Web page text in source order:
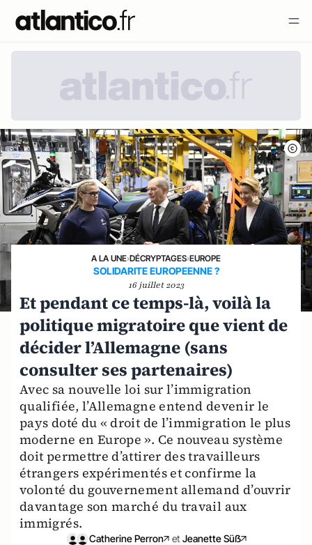
A LA UNE›DÉCRYPTAGES›EUROPE
SOLIDARITE EUROPEENNE ?
16 juillet 2023
Et pendant ce temps-là, voilà la
politique migratoire que vient de
décider l’Allemagne (sans
consulter ses partenaires)
Avec sa nouvelle loi sur l’immigration
qualifiée, l’Allemagne entend devenir le
pays doté du « droit de l’immigration le plus
moderne en Europe ». Ce nouveau système
doit permettre d’attirer des travailleurs
étrangers expérimentés et confirme la
volonté du gouvernement allemand d’ouvrir
davantage son marché du travail aux
immigrés.
Catherine Perron et Jeanette Süẞ